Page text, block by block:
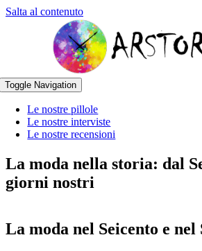
Salta al contenuto
Toggle Navigation
Le nostre pillole
Le nostre interviste
Le nostre recensioni
La moda nella storia: dal
giorni nostri
La moda nel Seicento e nel